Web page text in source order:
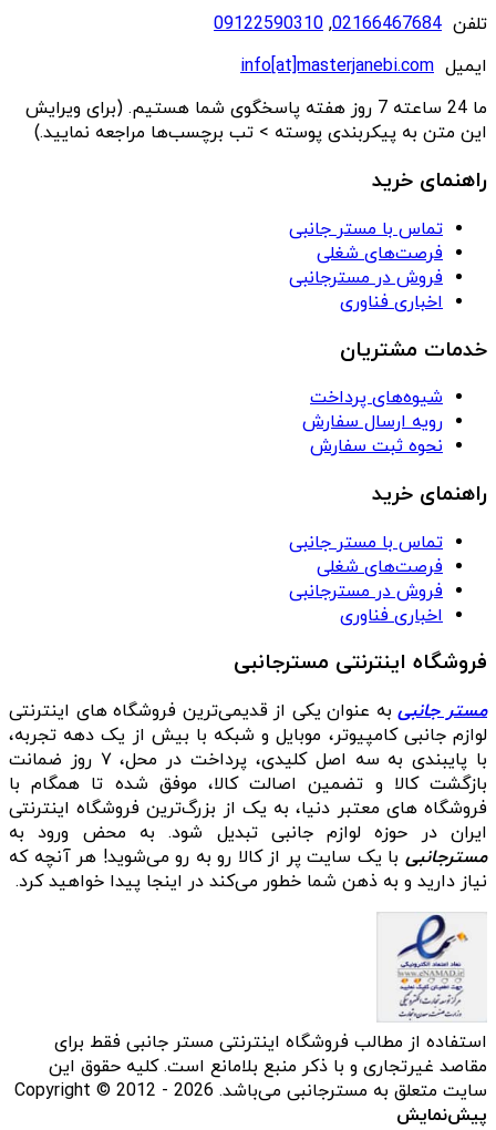
تلفن 02166467684
,
09122590310
ایمیل info[at]masterjanebi.com
ما 24 ساعته 7 روز هفته پاسخگوی شما هستیم. (برای ویرایش
این متن به پیکربندی پوسته > تب برچسب‌ها مراجعه نمایید.)
راهنمای خرید
تماس با مستر جانبی
فرصت‌های شغلی
فروش در مسترجانبی
اخباری فناوری
خدمات مشتریان
شیوه‌های پرداخت
رویه ارسال سفارش
نحوه ثبت سفارش
راهنمای خرید
تماس با مستر جانبی
فرصت‌های شغلی
فروش در مسترجانبی
اخباری فناوری
فروشگاه اینترنتی مسترجانبی
مستر جانبیبه عنوان یکی از قدیمی‌ترین فروشگاه های اینترنتی
لوازم جانبی کامپیوتر، موبایل و شبکه با بیش از یک دهه تجربه،
با پایبندی به سه اصل کلیدی، پرداخت در محل، ۷ روز ضمانت
بازگشت کالا و تضمین اصالت کالا، موفق شده تا همگام با
فروشگاه‌ های معتبر دنیا، به یک از بزرگ‌ترین فروشگاه اینترنتی
ایران در حوزه لوازم جانبی تبدیل شود. به محض ورود به
مسترجانبی با یک سایت پر از کالا رو به رو می‌شوید! هر آنچه که
نیاز دارید و به ذهن شما خطور می‌کند در اینجا پیدا خواهید کرد.
استفاده از مطالب فروشگاه اینترنتی مستر جانبی فقط برای
مقاصد غیرتجاری و با ذکر منبع بلامانع است. کلیه حقوق این
سایت متعلق به مسترجانبی می‌باشد. Copyright © 2012 - 2026
پیش‌نمایش